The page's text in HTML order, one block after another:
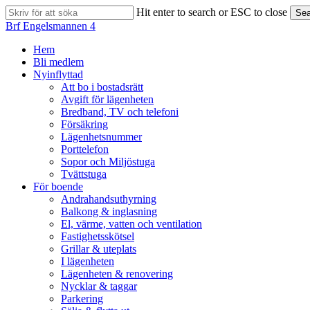
Skip
to
content
Hit enter to search or ESC to close
Close
Brf Engelsmannen 4
search
Menu
Hem
Bli medlem
Nyinflyttad
Att bo i bostadsrätt
Avgift för lägenheten
Bredband, TV och telefoni
Försäkring
Lägenhetsnummer
Porttelefon
Sopor och Miljöstuga
Tvättstuga
För boende
Andrahandsuthyrning
Balkong & inglasning
El, värme, vatten och ventilation
Fastighetsskötsel
Grillar & uteplats
I lägenheten
Lägenheten & renovering
Nycklar & taggar
Parkering